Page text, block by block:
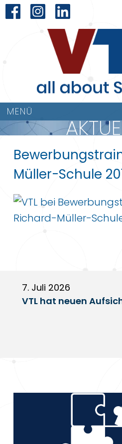
MENÜ
Müller-Schule
7. Juli 2026
VTL hat neuen